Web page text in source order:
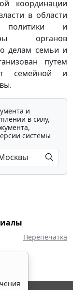
координации
в области
и
органов
делам семьи и
путем
семейной и
и
в силу,
системы
Перепечатка